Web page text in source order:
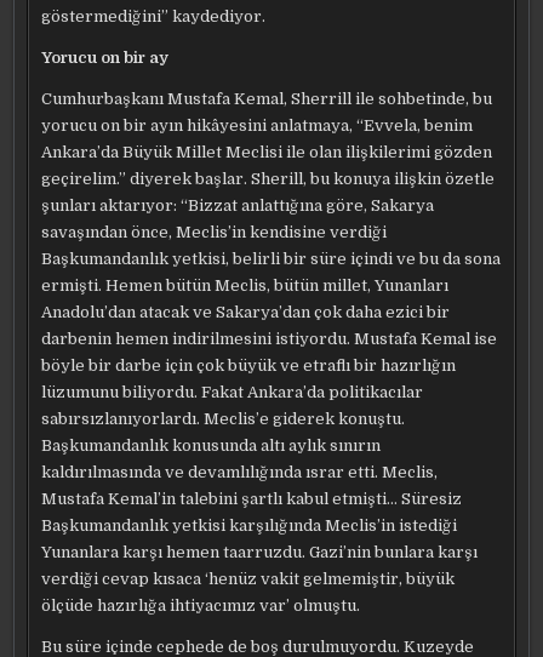
göstermediğini” kaydediyor.
Yorucu on bir ay
Cumhurbaşkanı Mustafa Kemal, Sherrill ile sohbetinde, bu
yorucu on bir ayın hikâyesini anlatmaya, “Evvela, benim
Ankara’da Büyük Millet Meclisi ile olan ilişkilerimi gözden
geçirelim.” diyerek başlar. Sherill, bu konuya ilişkin özetle
şunları aktarıyor: “Bizzat anlattığına göre, Sakarya
savaşından önce, Meclis’in kendisine verdiği
Başkumandanlık yetkisi, belirli bir süre içindi ve bu da sona
ermişti. Hemen bütün Meclis, bütün millet, Yunanları
Anadolu’dan atacak ve Sakarya’dan çok daha ezici bir
darbenin hemen indirilmesini istiyordu. Mustafa Kemal ise
böyle bir darbe için çok büyük ve etraflı bir hazırlığın
lüzumunu biliyordu. Fakat Ankara’da politikacılar
sabırsızlanıyorlardı. Meclis’e giderek konuştu.
Başkumandanlık konusunda altı aylık sınırın
kaldırılmasında ve devamlılığında ısrar etti. Meclis,
Mustafa Kemal’in talebini şartlı kabul etmişti… Süresiz
Başkumandanlık yetkisi karşılığında Meclis’in istediği
Yunanlara karşı hemen taarruzdu. Gazi’nin bunlara karşı
verdiği cevap kısaca ‘henüz vakit gelmemiştir, büyük
ölçüde hazırlığa ihtiyacımız var’ olmuştu.
Bu süre içinde cephede de boş durulmuyordu. Kuzeyde